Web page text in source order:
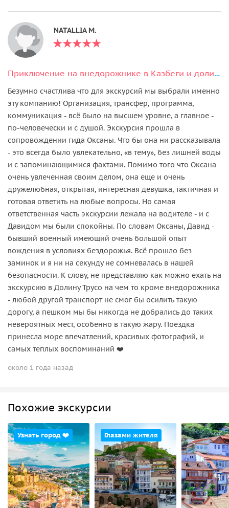
NATALLIA M.
Приключение на внедорожнике в Казбеги и долине Трусо
Безумно счастлива что для экскурсий мы выбрали именно
эту компанию! Организация, трансфер, программа,
коммуникация - всё было на высшем уровне, а главное -
по-человечески и с душой. Экскурсия прошла в
сопровождении гида Оксаны. Что бы она ни рассказывала
- это всегда было увлекательно, «в тему», без лишней воды
и с запоминающимися фактами. Помимо того что Оксана
очень увлеченная своим делом, она еще и очень
дружелюбная, открытая, интересная девушка, тактичная и
готовая ответить на любые вопросы. Но самая
ответственная часть экскурсии лежала на водителе - и с
Давидом мы были спокойны. По словам Оксаны, Давид -
бывший военный имеющий очень большой опыт
вождения в условиях бездорожья. Всё прошло без
заминок и я ни на секунду не сомневалась в нашей
безопасности. К слову, не представляю как можно ехать на
экскурсию в Долину Трусо на чем то кроме внедорожника
- любой другой транспорт не смог бы осилить такую
дорогу, а пешком мы бы никогда не добрались до таких
невероятных мест, особенно в такую жару. Поездка
принесла море впечатлений, красивых фотографий, и
самых теплых воспоминаний ❤️
около 1 года назад
Похожие экскурсии
Узнать город ❤️ Глазами жителя